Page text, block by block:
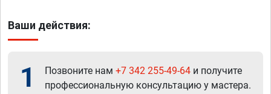
Ваши действия:
1 Позвоните нам +7 342 255-49-64 и получите
профессиональную консультацию у мастера.